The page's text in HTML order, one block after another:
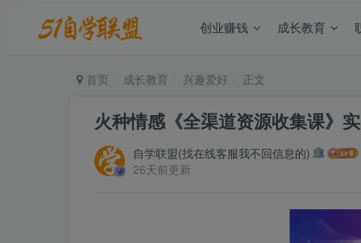
创业赚钱 成长教育
首页 成长教育 兴趣爱好 正文
火种情感《全渠道资源收集课》
自学联盟(找在线客服我不回信息的)
26天前更新